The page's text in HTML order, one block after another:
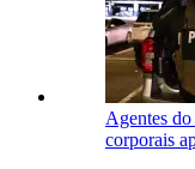
Agentes
corporais